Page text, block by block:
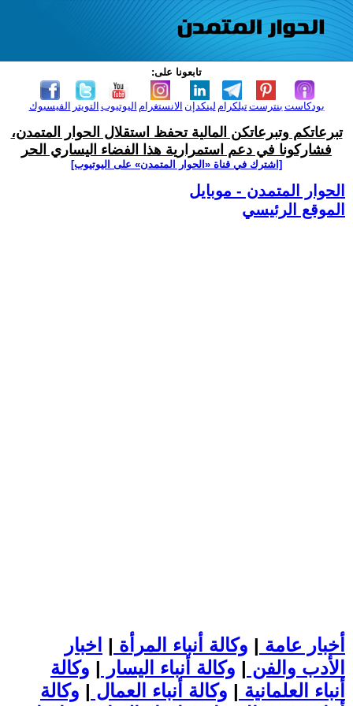
تابعونا على:
الفيسبوك التويتر اليوتيوب الانستغرام لينكدإن تيلكرامبنترست بودكاست
تبرعاتكم وتبرعاتكن المالية تحفظ استقلال الحوار المتمدن،
فشاركونا في دعم استمرارية هذا الفضاء اليساري الحر
[اشترك في قناة ‫«الحوار المتمدن» على اليوتيوب]
الحوار المتمدن - موبايل
الموقع الرئيسي
أخبار عامة | وكالة أنباء المرأة | اخبار
الأدب والفن | وكالة أنباء اليسار | وكالة
أنباء العلمانية | وكالة أنباء العمال | وكالة